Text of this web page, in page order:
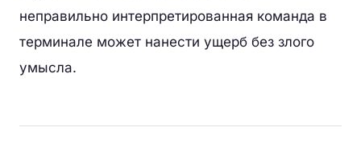
неправильно интерпретированная команда в
терминале может нанести ущерб без злого
умысла.